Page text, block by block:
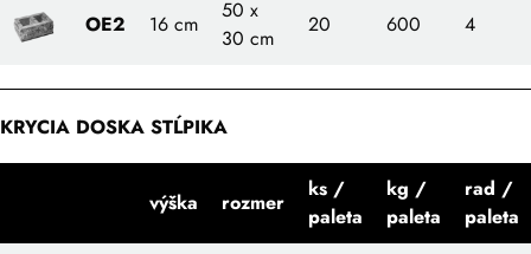
OE2 16 cm
50 x
30 cm
20 600 4
KRYCIA DOSKA STĹPIKA
výška rozmer
ks /
paleta
kg /
paleta
rad /
paleta